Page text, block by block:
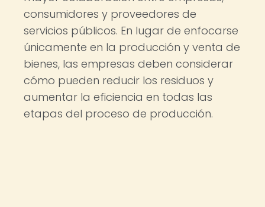
consumidores y proveedores de
servicios públicos. En lugar de enfocarse
únicamente en la producción y venta de
bienes, las empresas deben considerar
cómo pueden reducir los residuos y
aumentar la eficiencia en todas las
etapas del proceso de producción.